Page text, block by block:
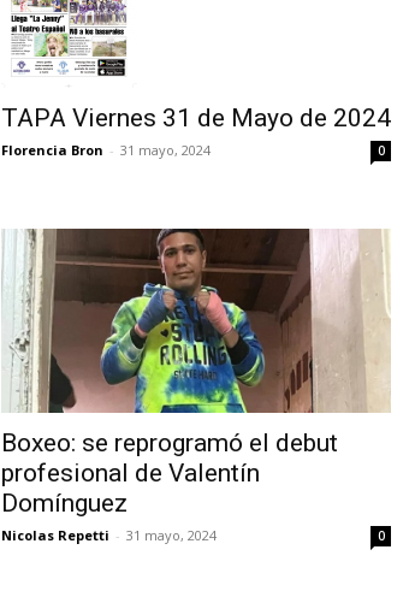
TAPA Viernes 31 de Mayo de 2024
Florencia Bron - 31 mayo, 2024 0
Boxeo: se reprogramó el debut
profesional de Valentín
Domínguez
Nicolas Repetti - 31 mayo, 2024 0